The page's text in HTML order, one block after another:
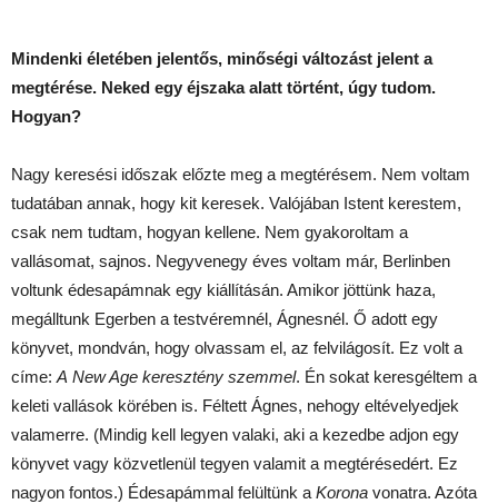
Mindenki életében jelentős, minőségi változást jelent a
megtérése. Neked egy éjszaka alatt történt, úgy tudom.
Hogyan?
Nagy keresési időszak előzte meg a megtérésem. Nem voltam
tudatában annak, hogy kit keresek. Valójában Istent kerestem,
csak nem tudtam, hogyan kellene. Nem gyakoroltam a
vallásomat, sajnos. Negyvenegy éves voltam már, Berlinben
voltunk édesapámnak egy kiállításán. Amikor jöttünk haza,
megálltunk Egerben a testvéremnél, Ágnesnél. Ő adott egy
könyvet, mondván, hogy olvassam el, az felvilágosít. Ez volt a
címe: A New Age keresztény szemmel. Én sokat keresgéltem a
keleti vallások körében is. Féltett Ágnes, nehogy eltévelyedjek
valamerre. (Mindig kell legyen valaki, aki a kezedbe adjon egy
könyvet vagy közvetlenül tegyen valamit a megtérésedért. Ez
nagyon fontos.) Édesapámmal felültünk a Korona vonatra. Azóta